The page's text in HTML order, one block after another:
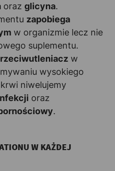
oraz glicyna.
zapobiega
w organizmie lecz nie
suplementu.
w
wysokiego
niwelujemy
oraz
.
W KAŻDEJ